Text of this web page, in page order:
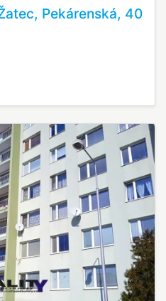
Pekárenská, 40